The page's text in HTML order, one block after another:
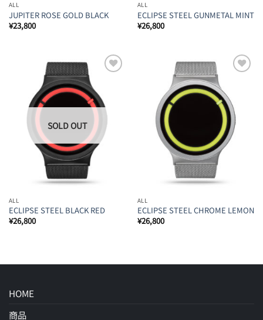
ALL
JUPITER ROSE GOLD BLACK
¥23,800
ALL
ECLIPSE STEEL GUNMETAL MINT
¥26,800
ALL
ECLIPSE STEEL BLACK RED
¥26,800
ALL
ECLIPSE STEEL CHROME LEMON
¥26,800
HOME
商品